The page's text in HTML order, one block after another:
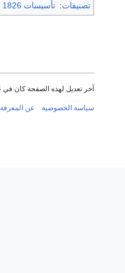
تصنيفات: تأسيسات 1826
آخر تعديل لهذه الصفحة كان في 08:24, 15 مارس 2010.
سياسة الخصوصية عن المعرفة